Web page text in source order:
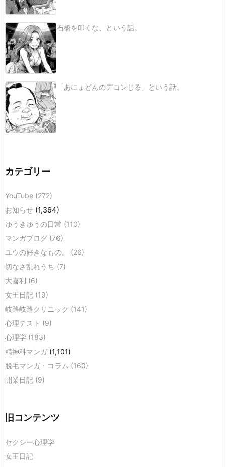
石橋を叩くな、という話。
「あにょどんのデコンじる」という話。
カテゴリー
YouTube (272)
お知らせ (1,364)
ゆうきゆうの日常 (110)
マンガブログ (76)
ユウの好きなもの。 (26)
切なさ乱れうち (7)
大喜利 (6)
女王日記 (19)
岐路岐路クリニック (141)
心理テスト (9)
心理学 (183)
精神科マンガ (1,101)
脱毛マンガ・コラム (160)
開業日記 (9)
旧コンテンツ
セクシー心理学
女王日記